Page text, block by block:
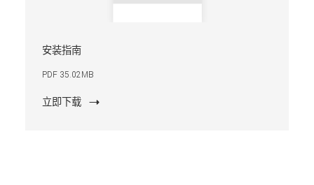
安装指南
PDF 35.02MB
立即下载